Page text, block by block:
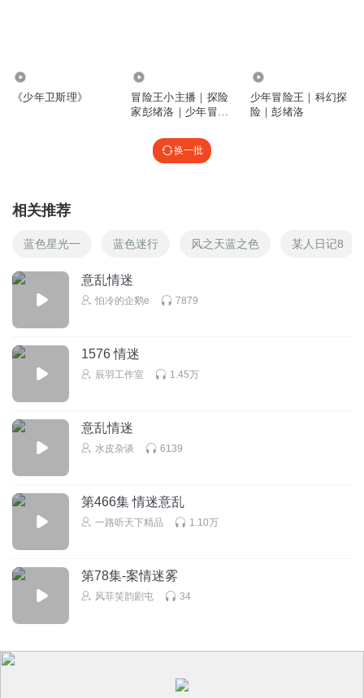
《少年卫斯理》
冒险王小主播｜探险
家彭绪洛｜少年冒险
少年冒险王｜科幻探
险｜彭绪洛
换一批
相关推荐
蓝色星光一 蓝色迷行 风之天蓝之色 某人日记8
意乱情迷
怕冷的企鹅e 7879
1576 情迷
辰羽工作室 1.45万
意乱情迷
水皮杂谈 6139
第466集 情迷意乱
一路听天下精品 1.10万
第78集-案情迷雾
风菲笑韵剧屯 34